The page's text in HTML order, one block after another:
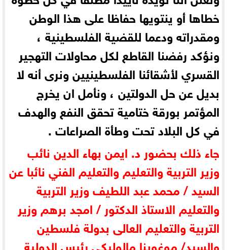
خطاها أو ينتويها حفاظا على هذا الوطن
ومقدراته ودعما للقضية الفلسطينية ،
ونؤكد رفضنا القاطع لكل محاولات التهجير
القسري لأشقائنا الفلسطينيين ونرى أنه لا
بديل عن حل الدولتين ، ونأمل ان يخرج
المؤتمر بورقة ختامية تحقق النفع والهدف
في كل البلاد تحت وطأة الصراعات .
جاء ذلك بحضور د. ايمن بهاء الدين نائب
وزير التربية والتعليم والتعليم الفني نائبا عن
السيد / محمد عبد اللطيف وزير التربية
والتعليم الاستاذ الدكتور / امجد برهم وزير
التربية والتعليم العالى بدولة فلسطين
والسيد/ موغوينا مالوليكى رئيس الدولية